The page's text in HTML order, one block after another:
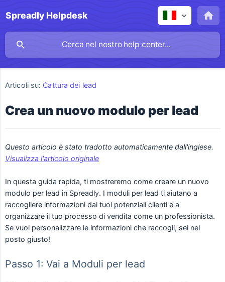
Spreadly Helpdesk
Articoli su: Cattura dei lead
Crea un nuovo modulo per lead
Visualizza l'articolo originale
In questa guida rapida, ti mostreremo come creare un nuovo
modulo per lead in Spreadly. I moduli per lead ti aiutano a
raccogliere informazioni dai tuoi potenziali clienti e a
organizzare il tuo processo di vendita come un professionista.
Se vuoi personalizzare le informazioni che raccogli, sei nel
posto giusto!
Passo 1: Vai a Moduli per lead